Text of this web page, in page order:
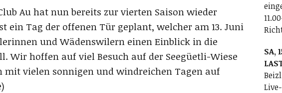
Au hat nun bereits zur vierten Saison wieder
ein Tag der offenen Tür geplant, welcher am 13. Juni
und Wädenswilern einen Einblick in die
Wir hoffen auf viel Besuch auf der Seegüetli-Wiese
mit vielen sonnigen und windreichen Tagen auf
SA,